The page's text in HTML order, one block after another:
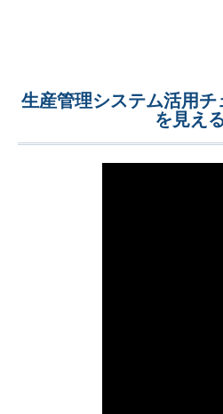
生産管理システム活用
を見え